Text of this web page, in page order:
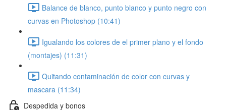
Balance de blanco, punto blanco y punto negro con
curvas en Photoshop (10:41)
Igualando los colores de el primer plano y el fondo
(montajes) (11:31)
Quitando contaminación de color con curvas y
mascara (11:34)
Despedida y bonos